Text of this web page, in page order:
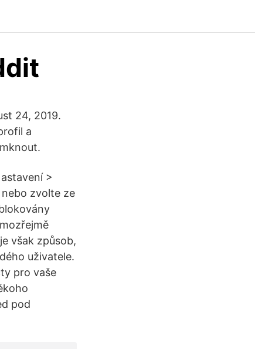
24, 2019.
a
>
zvolte ze
však způsob,
uživatele.
pro vaše
pod